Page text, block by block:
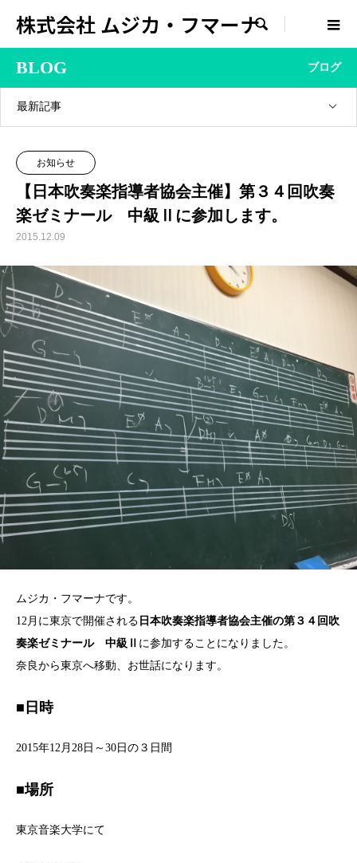
株式会社 ムジカ・フマーナ
BLOG ブログ
最新記事
お知らせ
【日本吹奏楽指導者協会主催】第３４回吹奏
楽ゼミナール 中級Ⅱに参加します。
2015.12.09
ムジカ・フマーナです。
12月に東京で開催される 日本吹奏楽指導者協会主催の第３４回吹
奏楽ゼミナール 中級Ⅱ に参加することになりました。
奈良から東京へ移動、お世話になります。
■日時
2015年12月28日～30日の３日間
■場所
東京音楽大学にて